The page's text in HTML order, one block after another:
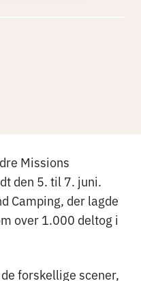
Missions
den 5. til 7. juni.
Camping, der lagde
over 1.000 deltog i
forskellige scener,